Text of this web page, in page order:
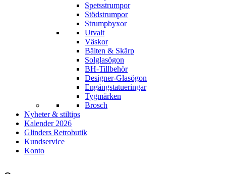
Spetsstrumpor
Stödstrumpor
Strumpbyxor
Utvalt
Väskor
Bälten & Skärp
Solglasögon
BH-Tillbehör
Designer-Glasögon
Engångstatueringar
Tygmärken
Brosch
Nyheter & stiltips
Kalender 2026
Glinders Retrobutik
Kundservice
Konto